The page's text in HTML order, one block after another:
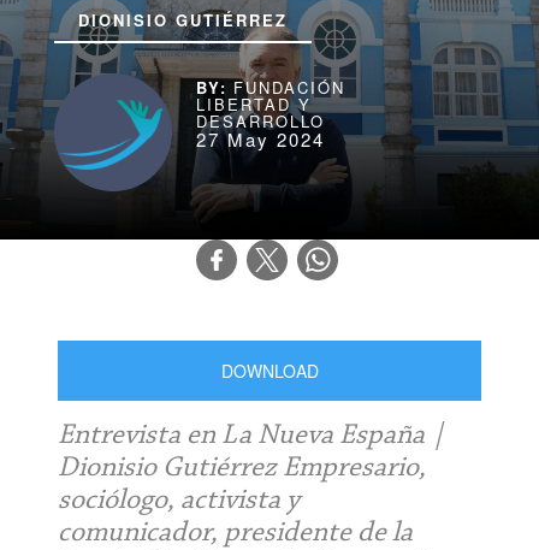
DIONISIO GUTIÉRREZ
FUNDACIÓN
LIBERTAD Y
DESARROLLO
27 May 2024
DOWNLOAD
Entrevista en La Nueva España |
Dionisio Gutiérrez Empresario,
sociólogo, activista y
comunicador, presidente de la